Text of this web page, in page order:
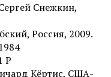
Снежкин,
Россия, 2009.
Р
Кёртис, США-